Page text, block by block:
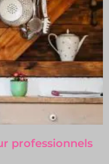
professionnels